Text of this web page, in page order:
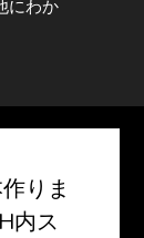
にわか
りま
内ス